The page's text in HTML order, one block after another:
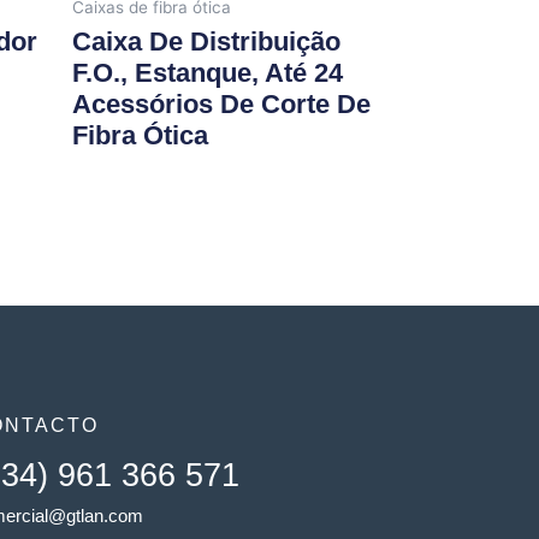
Caixas de fibra ótica
Caixa De Distribuição
F.O., Estanque, Até 24
Acessórios De Corte De
Fibra Ótica
961 366 571